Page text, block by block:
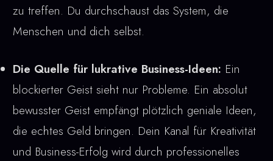
zu treffen. Du durchschaust das System, die
Menschen und dich selbst.
Die Quelle für lukrative Business-Ideen: Ein
blockierter Geist sieht nur Probleme. Ein absolut
bewusster Geist empfängt plötzlich geniale Ideen,
die echtes Geld bringen. Dein Kanal für Kreativität
und Business-Erfolg wird durch professionelles